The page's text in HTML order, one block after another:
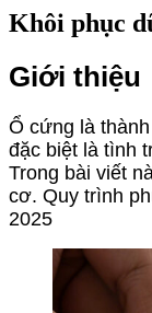
Khôi phục
Giới thiệu
Ổ cứng là
đặc biệt là tình
Trong bài viết
cơ. Quy trình
2025